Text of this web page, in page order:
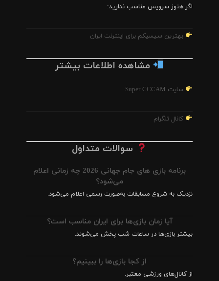
اگر هنوز سرویس مناسب ندارید:
بهترین سیسیکم برای اینترنت ایران
مشاهده اطلاعات بیشتر
سایت Super CCCAM
کانال تلگرام
سوالات متداول
برنامه بازی های جام جهانی 2026 چه زمانی اعلام
می‌شود؟
نزدیک به شروع مسابقات به‌صورت رسمی اعلام می‌شود.
آیا زمان بازی‌ها برای ایران مناسب است؟
بیشتر بازی‌ها در ساعات شب پخش می‌شوند.
از کجا بازی‌ها را ببینیم؟
از کانال‌های ورزشی معتبر.